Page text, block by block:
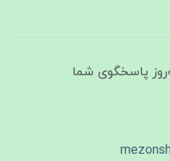
شبانه‌روز پاسخگوی شما